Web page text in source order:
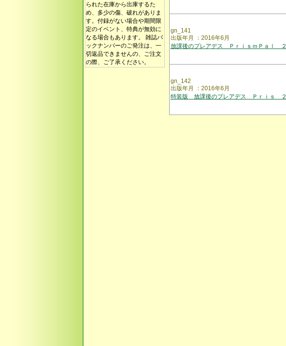
られた在庫から出庫するた
め、多少の傷、破れがありま
す。付録がない場合や期間限
定のイベント、特典が無効に
なる場合もあります。 雑誌バ
ックナンバーのご発注は、一
切返品できませんの、ご注文
の際、ご了承ください。
gn_141
出版年月 ：2016年6月
放課後のプレアデス ＰｒｉｓｍＰａｌ ２
gn_142
出版年月 ：2016年6月
特装版 放課後のプレアデス Ｐｒｉｓ ２